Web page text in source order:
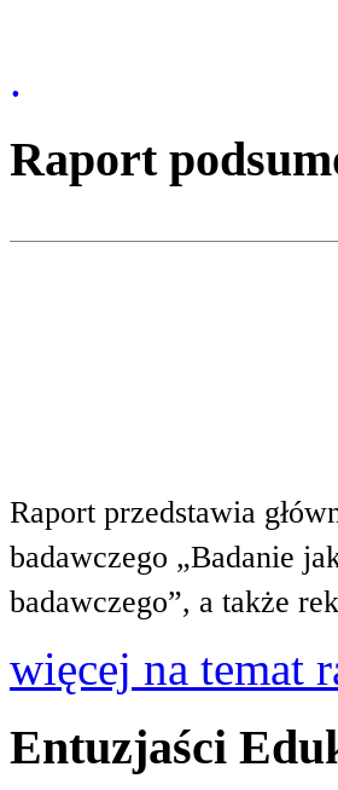
.
Raport
Raport przedstawia
badawczego „Badanie
badawczego”, a także
więcej na temat
Entuzjaści